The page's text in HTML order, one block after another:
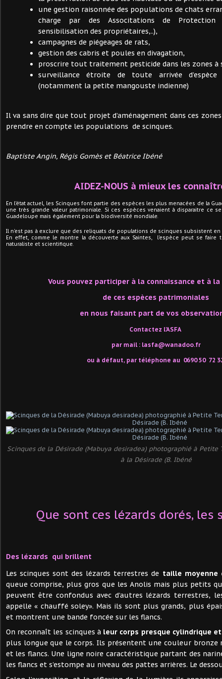
une gestion raisonnée des populations de chats
charge par des Associtations de Protection
sensibilisation des propriétaires,..),
campagnes de piégeages de rats,
gestion des cabris et poules en divagation,
proscrire tout traitement pesticide dans les zones à
surveillance étroite de toute arrivée d’espèce
(notamment la petite mangouste indienne)
Il va sans dire que tout projet d’aménagement dans ces
prendre en compte les populations de scinques.
Baptiste Angin, Régis Gomès et Béatrice Ibéné
AIDEZ-NOUS à mieux les
En l’état actuel, les Scinques font partie des espèces les plus menacées de la
une très grande valeur patrimoniale. Si ces espèces venaient à disparaitre ce
Guadeloupe mais également pour la biodiversité mondiale.
Il n'est pas à exclure que des reliquats de populations de scinques subsistent en
En effet, comme le montre la découverte aux Saintes, l'espèce peut se faire
naturaliste et scientifique.
Vous pouvez participer à la connaissance et à
de ces espèces patrimoniales
en nous faisant part de vos
Contactez l'ASFA
par mail : lasfa@wanadoo.fr
ou à défaut, par téléphone au 0690 50 72
Scinques de la Désirade (Mabuya desiradea) photographié à Petite
à la Désirade (B. Ibéné
Que sont ces lézards dorés, les
Des lézards qui brillent
Les scinques sont des lézards terrestres de taille moyenne
queue comprise, plus gros que les Anolis mais plus petits
peuvent être confondus avec d’autres lézards terrestres,
appelle « chauffé soley». Mais ils sont plus grands, plus
et montrent une bande foncée sur les flancs.
On reconnaît les scinques à leur corps presque cylindrique
plus longue que le corps. Ils présentent une couleur bronze
et les flancs. Une ligne noire caractéristique partant des
les flancs et s’estompe au niveau des pattes arrières. Le